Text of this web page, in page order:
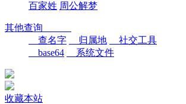
百家姓 周公解梦
其他查询
查名字
归属地
社交工具
base64
系统文件
收藏本站